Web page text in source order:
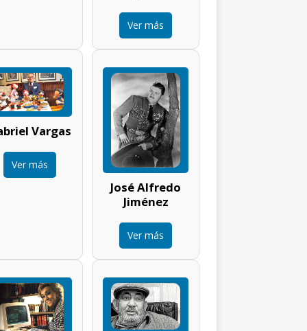
Ver más
Vargas
Ver más
José Alfredo
Jiménez
Ver más